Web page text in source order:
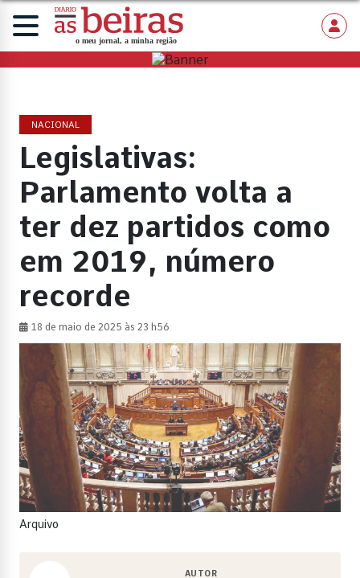
NACIONAL
Legislativas:
Parlamento volta a
ter dez partidos como
em 2019, número
recorde
18 de maio de 2025 às 23 h56
Arquivo
AUTOR